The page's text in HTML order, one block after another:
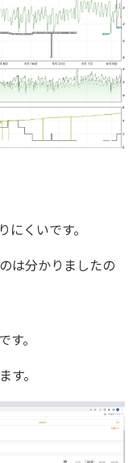
くいです。
は分かりましたの
す。
す。